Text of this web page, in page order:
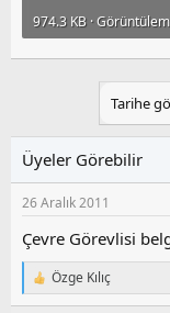
974.3 KB ·
Tarihe
Üyeler Görebilir
26 Aralık 2011
Çevre Görevlisi
T
e
Özge Kılıç